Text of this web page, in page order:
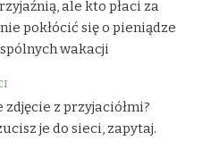
ale kto płaci za
pokłócić się o pieniądze
wakacji
zdjęcie z przyjaciółmi?
je do sieci, zapytaj.